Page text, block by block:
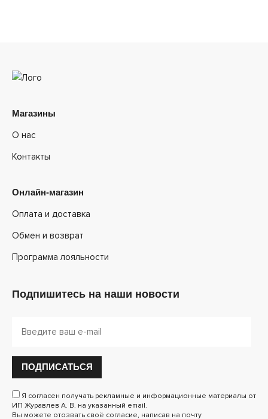
Магазины
О нас
Контакты
Онлайн-магазин
Оплата и доставка
Обмен и возврат
Программа лояльности
Подпишитесь на наши новости
ПОДПИСАТЬСЯ
Я согласен получать рекламные и информационные материалы от
ИП Журавлев А. В. на указанный email.
Вы можете отозвать своё согласие, написав на почту